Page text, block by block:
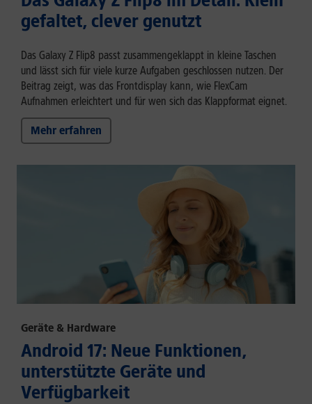
gefaltet, clever genutzt
Das Galaxy Z Flip8 passt zusammengeklappt in kleine Taschen
und lässt sich für viele kurze Aufgaben geschlossen nutzen. Der
Beitrag zeigt, was das Frontdisplay kann, wie FlexCam
Aufnahmen erleichtert und für wen sich das Klappformat eignet.
Mehr erfahren
Geräte & Hardware
Android 17: Neue Funktionen,
unterstützte Geräte und
Verfügbarkeit